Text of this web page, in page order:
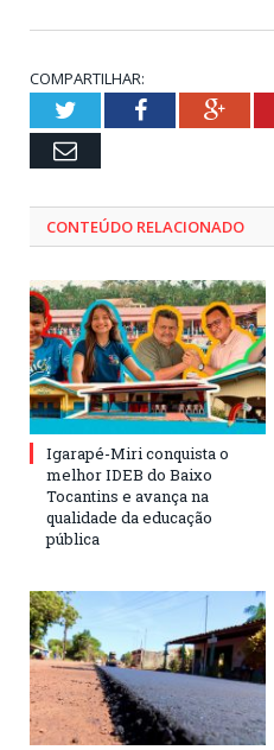
COMPARTILHAR:
TwitterFacebook
Email
CONTEÚDO RELACIONADO
Igarapé-Miri conquista o
melhor IDEB do Baixo
Tocantins e avança na
qualidade da educação
pública